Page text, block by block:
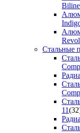
Стальные
11